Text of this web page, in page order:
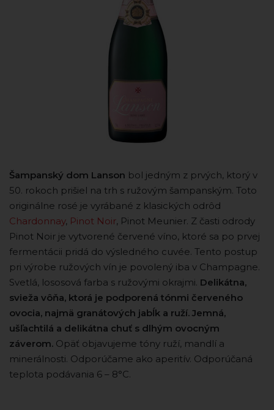
Šampanský dom Lanson bol jedným z prvých, ktorý v
50. rokoch prišiel na trh s ružovým šampanským. Toto
originálne rosé je vyrábané z klasických odrôd
Chardonnay, Pinot Noir, Pinot Meunier. Z časti odrody
Pinot Noir je vytvorené červené víno, ktoré sa po prvej
fermentácii pridá do výsledného cuvée. Tento postup
pri výrobe ružových vín je povolený iba v Champagne.
Svetlá, lososová farba s ružovými okrajmi. Delikátna,
svieža vôňa, ktorá je podporená tónmi červeného
ovocia, najmä granátových jabĺk a ruží. Jemná,
ušľachtilá a delikátna chuť s dlhým ovocným
záverom. Opäť objavujeme tóny ruží, mandlí a
minerálnosti. Odporúčame ako aperitív. Odporúčaná
teplota podávania 6 – 8°C.